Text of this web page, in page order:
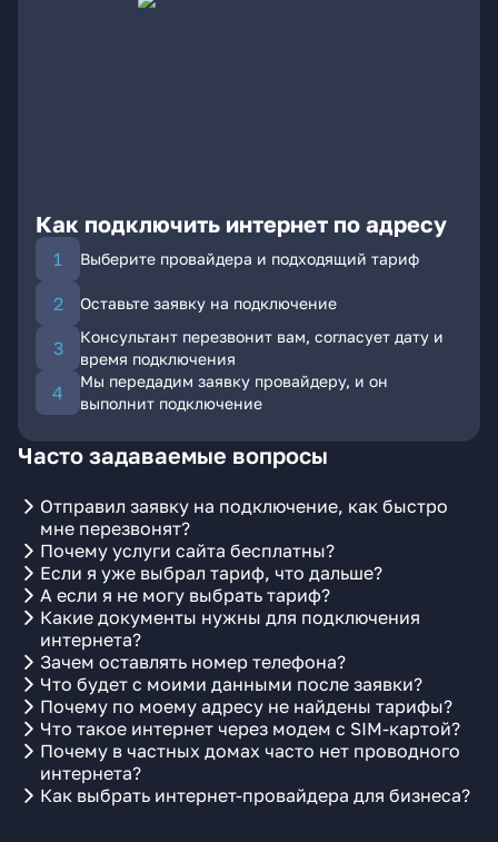
Как подключить интернет по адресу
Выберите провайдера и подходящий тариф
Оставьте заявку на подключение
Консультант перезвонит вам, согласует дату и
время подключения
Мы передадим заявку провайдеру, и он
выполнит подключение
Часто задаваемые вопросы
Отправил заявку на подключение, как быстро
мне перезвонят?
Почему услуги сайта бесплатны?
Если я уже выбрал тариф, что дальше?
А если я не могу выбрать тариф?
Какие документы нужны для подключения
интернета?
Зачем оставлять номер телефона?
Что будет с моими данными после заявки?
Почему по моему адресу не найдены тарифы?
Что такое интернет через модем с SIM-картой?
Почему в частных домах часто нет проводного
интернета?
Как выбрать интернет-провайдера для бизнеса?